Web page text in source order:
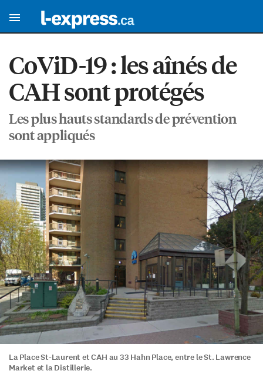
CoViD-19 : les aînés de
CAH sont protégés
Les plus hauts standards de prévention
sont appliqués
La Place St-Laurent et CAH au 33 Hahn Place, entre le St. Lawrence
Market et la Distillerie.